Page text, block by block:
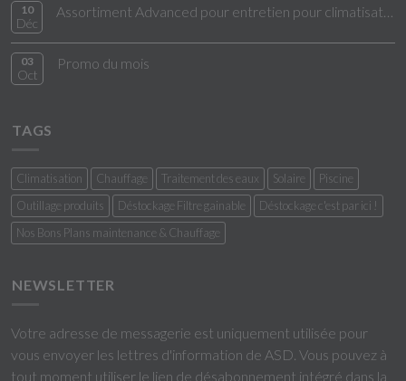
10
Déc
03
Oct
Promo du mois
TAGS
Climatisation Chauffage Traitement des eaux Solaire
Piscine
Outillage produits
Déstockage Filtre gainable
Déstockage c'est par ici !
Nos Bons Plans maintenance & Chauffage
NEWSLETTER
Votre adresse de messagerie est uniquement utilisée pour
vous envoyer les lettres d'information de ASD. Vous pouvez à
tout moment utiliser le lien de désabonnement intégré dans la